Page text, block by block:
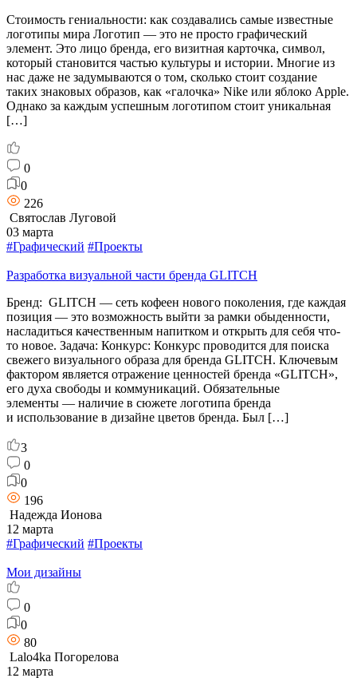
Стоимость гениальности: как создавались самые известные
логотипы мира Логотип — это не просто графический
элемент. Это лицо бренда, его визитная карточка, символ,
который становится частью культуры и истории. Многие из
нас даже не задумываются о том, сколько стоит создание
таких знаковых образов, как «галочка» Nike или яблоко Apple.
Однако за каждым успешным логотипом стоит уникальная
[…]
0
0
226
Святослав Луговой
03 марта
#Графический #Проекты
Разработка визуальной части бренда GLITCH
Бренд: GLITCH — сеть кофеен нового поколения, где каждая
позиция — это возможность выйти за рамки обыденности,
насладиться качественным напитком и открыть для себя что-
то новое. Задача: Конкурс: Конкурс проводится для поиска
свежего визуального образа для бренда GLITCH. Ключевым
фактором является отражение ценностей бренда «GLITCH»,
его духа свободы и коммуникаций. Обязательные
элементы — наличие в сюжете логотипа бренда
и использование в дизайне цветов бренда. Был […]
3
0
0
196
Надежда Ионова
12 марта
#Графический #Проекты
Мои дизайны
0
0
80
Lalo4ka Погорелова
12 марта